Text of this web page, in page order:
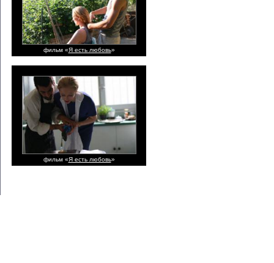
фильм «Я есть любовь»
фильм «Я есть любовь»